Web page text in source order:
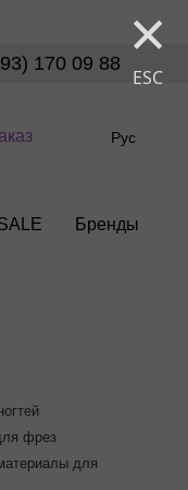
×
ESC
170 09 88
Рус
Бренды
фрез
для